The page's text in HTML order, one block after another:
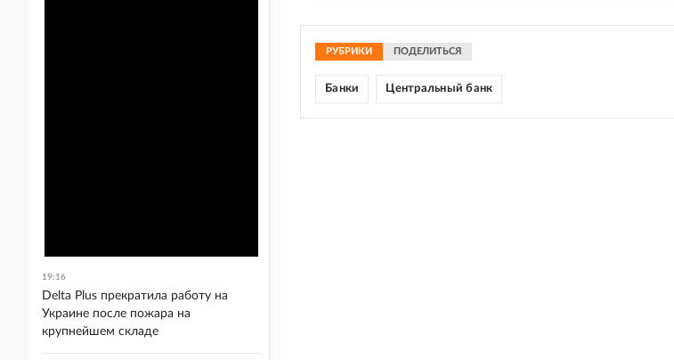
РУБРИКИ ПОДЕЛИТЬСЯ
Банки Центральный банк
19:16
Delta Plus прекратила работу на
Украине после пожара на
крупнейшем складе